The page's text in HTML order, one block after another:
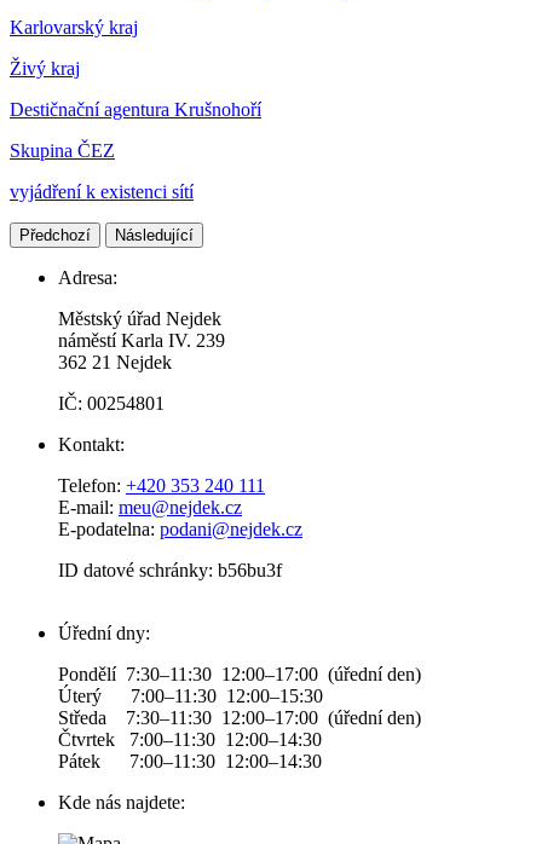
Karlovarský kraj
Živý kraj
Destičnační agentura Krušnohoří
Skupina ČEZ
vyjádření k existenci sítí
Předchozí Následující
Adresa:
Městský úřad Nejdek
náměstí Karla IV. 239​
362 21 Nejdek
IČ: 00254801
Kontakt:
Telefon: +420 353 240 111
E-mail: meu@nejdek.cz
E-podatelna: podani@nejdek.cz
ID datové schránky: b56bu3f
Úřední dny:
Pondělí 7:30–11:30 12:00–17:00 (úřední den)
Úterý 7:00–11:30 12:00–15:30
Středa 7:30–11:30 12:00–17:00 (úřední den)
Čtvrtek 7:00–11:30 12:00–14:30
Pátek 7:00–11:30 12:00–14:30
Kde nás najdete: